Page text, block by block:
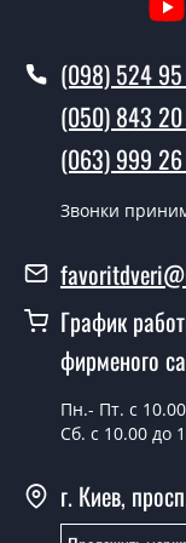
Да производим.
воскресенья.
Сколько
Стоимость
В тот же день в
условии
Можно
Да можно.
(098) 524
(050) 843
(063) 999
Звонки
График
фирменого
Пн.- Пт. с
Сб. с 10.00 до
г. Киев,